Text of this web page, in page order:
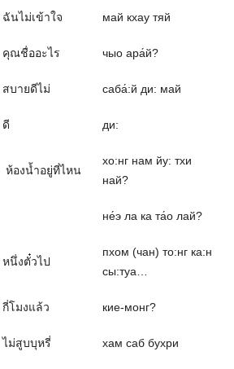
ฉันไม่เข้าใจ май кхау тяй
คุณชื่ออะไร чыо ара́й?
สบายดีไม่ саба́:й ди: май
ดี ди:
ห้องน้ำอยู่ที่ไหน
хо:нг нам йу: тхи
най?
не́э ла ка та́о лай?
หนึ่งตั๋วไป
пхом (чан) то:нг ка:н
сы:туа…
กี่โมงแล้ว кие-монг?
ไม่สูบบุหรี่ хам саб бухри